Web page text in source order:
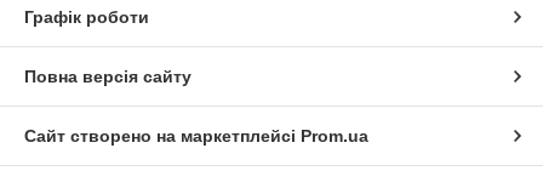
Графік роботи
Повна версія сайту
Сайт створено на маркетплейсі Prom.ua